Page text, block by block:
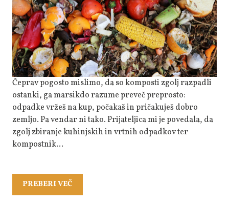
Napačno
Čeprav pogosto mislimo, da so komposti zgolj razpadli
ostanki, ga marsikdo razume preveč preprosto:
odpadke vržeš na kup, počakaš in pričakuješ dobro
zemljo. Pa vendar ni tako. Prijateljica mi je povedala, da
zgolj zbiranje kuhinjskih in vrtnih odpadkov ter
kompostnik…
PREBERI VEČ
VEČ